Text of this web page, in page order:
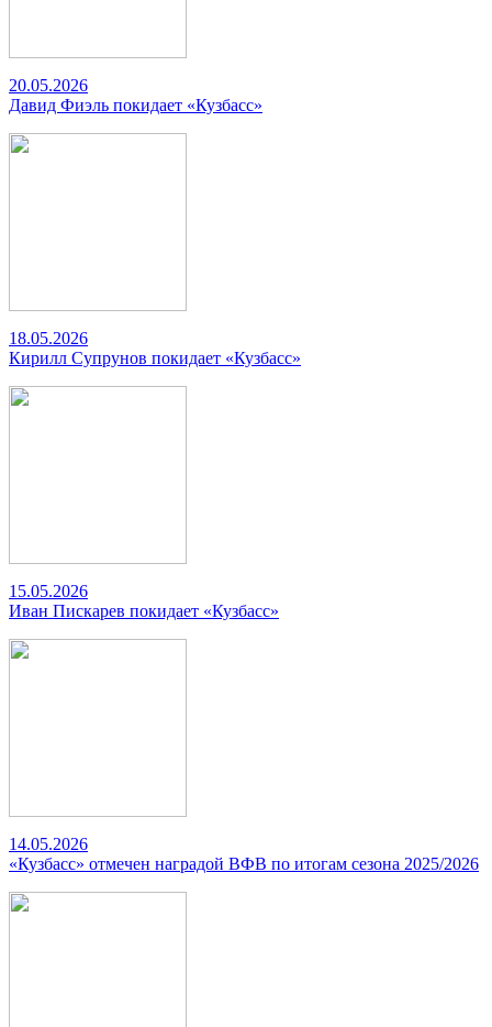
20.05.2026
Давид Фиэль покидает «Кузбасс»
18.05.2026
Кирилл Супрунов покидает «Кузбасс»
15.05.2026
Иван Пискарев покидает «Кузбасс»
14.05.2026
«Кузбасс» отмечен наградой ВФВ по итогам сезона 2025/2026